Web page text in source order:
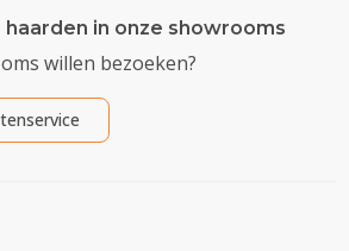
in onze showrooms
willen bezoeken?